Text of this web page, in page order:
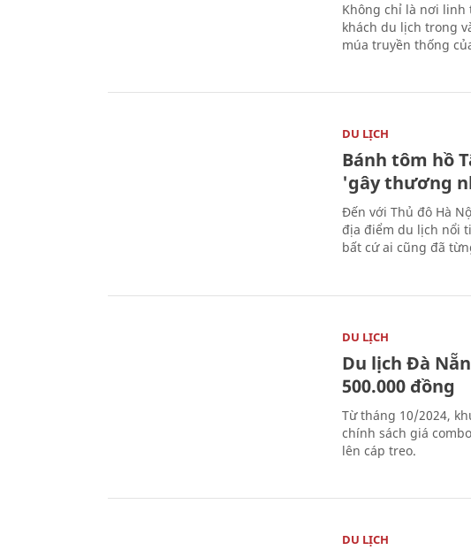
Không chỉ là nơi linh
khách du lịch trong
múa truyền thống
DU LỊCH
Bánh tôm hồ
'gây thương
Đến với Thủ đô Hà
địa điểm du lịch nổi
bất cứ ai cũng đã
DU LỊCH
Du lịch Đà
500.000 đồng
Từ tháng 10/2024,
chính sách giá
lên cáp treo.
DU LỊCH